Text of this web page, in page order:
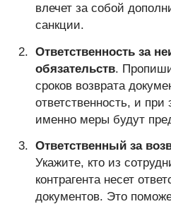
влечет за собой
санкции.
Ответственность за
обязательств.
сроков возврата
ответственность, и при
именно меры будут
Ответственный за
Укажите, кто из
контрагента несет
документов. Это